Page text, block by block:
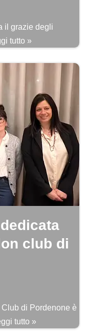
il grazie degli
tutto »
club di
di Pordenone è
tutto »